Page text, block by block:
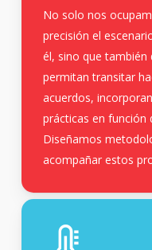
No solo nos
precisión el
él, sino que también
permitan transitar
acuerdos,
prácticas en función
Diseñamos
acompañar estos